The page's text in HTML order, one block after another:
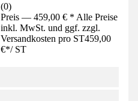
(0)
Preis — 459,00 € * Alle Preise
inkl. MwSt. und ggf. zzgl.
Versandkosten pro ST459,00
€*/ ST